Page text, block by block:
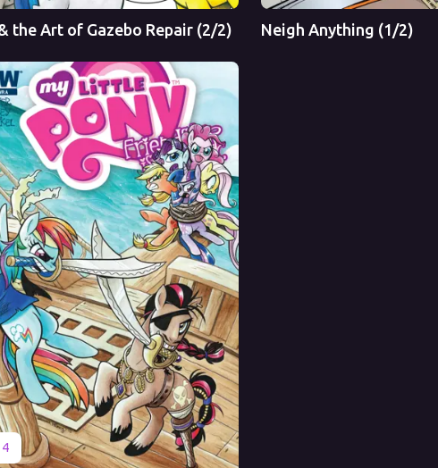
the Art of Gazebo Repair (2/2) Neigh Anything (1/2)
Перевод